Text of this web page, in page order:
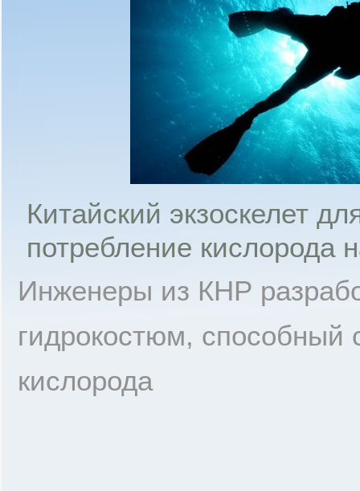
Китайский экзоскелет
потребление кислорода
Инженеры из КНР
гидрокостюм, способный
кислорода